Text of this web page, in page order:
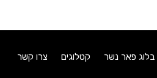
בלוג פאר נשר קטלוגים צרו קשר